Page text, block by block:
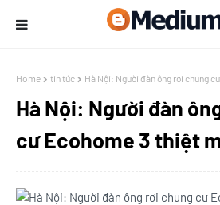
Home tin tức Hà Nội: Người đàn ông rơi chung
Hà Nội: Người đàn
cư Ecohome 3 thiệt